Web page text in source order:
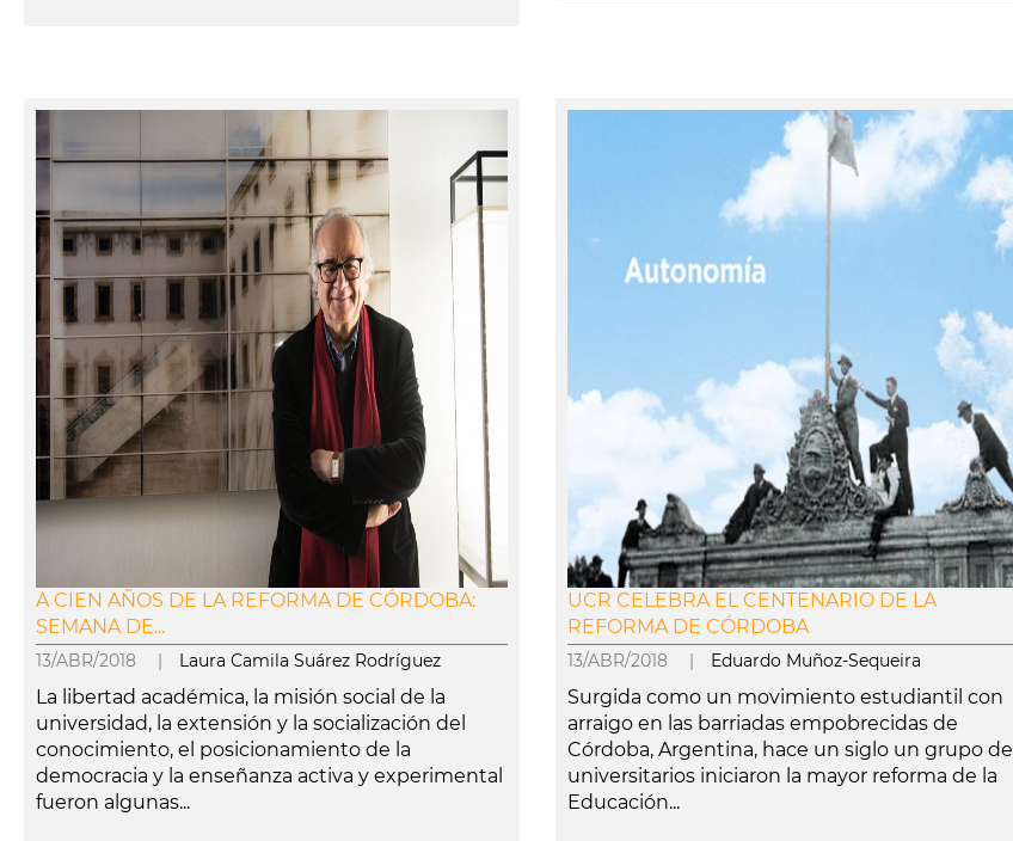
A CIEN AÑOS DE LA REFORMA DE CÓRDOBA:
SEMANA DE...
13/ABR/2018 | Laura Camila Suárez Rodríguez
La libertad académica, la misión social de la
universidad, la extensión y la socialización del
conocimiento, el posicionamiento de la
democracia y la enseñanza activa y experimental
fueron algunas...
UCR CELEBRA EL CENTENARIO DE LA
REFORMA DE CÓRDOBA
13/ABR/2018 | Eduardo Muñoz-Sequeira
Surgida como un movimiento estudiantil con
arraigo en las barriadas empobrecidas de
Córdoba, Argentina, hace un siglo un grupo de
universitarios iniciaron la mayor reforma de la
Educación...